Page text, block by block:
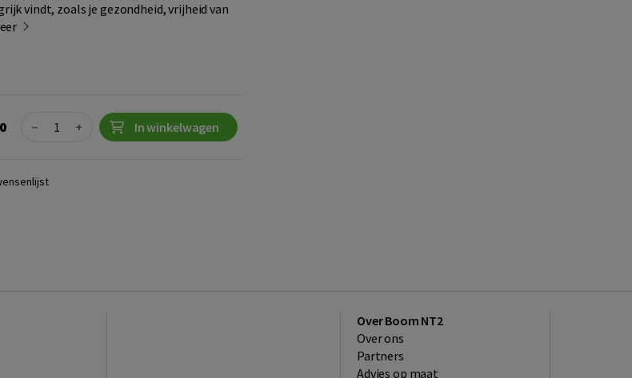
vindt, zoals je gezondheid, vrijheid van
Quantity
− + In winkelwagen
Over Boom NT2
Over ons
Partners
Advies op maat